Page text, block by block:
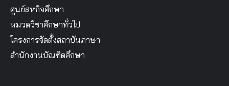
ศูนย์สหกิจศึกษา
หมวดวิชาศึกษาทั่วไป
โครงการจัดตั้งสถาบันภาษา
สำนักงานบัณฑิตศึกษา